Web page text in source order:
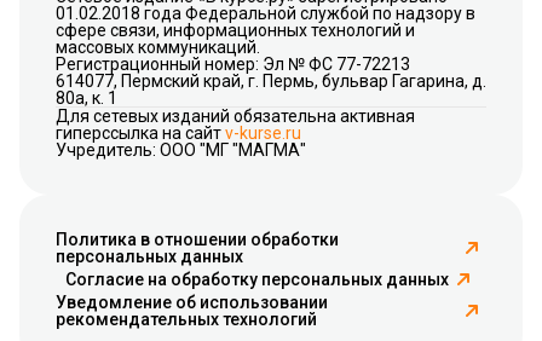
01.02.2018 года Федеральной службой по надзору в
сфере связи, информационных технологий и
массовых коммуникаций.
Регистрационный номер: Эл № ФС 77-72213
614077, Пермский край, г. Пермь, бульвар Гагарина, д.
80а, к. 1
Для сетевых изданий обязательна активная
гиперссылка на сайтv-kurse.ru
Учредитель: ООО "МГ "МАГМА"
Политика в отношении обработки
персональных данных
Согласие на обработку персональных данных
Уведомление об использовании
рекомендательных технологий